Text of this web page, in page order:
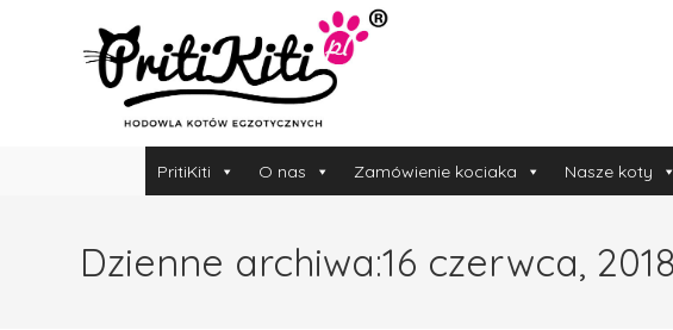
PritiKiti O nas Zamówienie kociaka Nasze koty
Dzienne archiwa:16 czerwca, 2018